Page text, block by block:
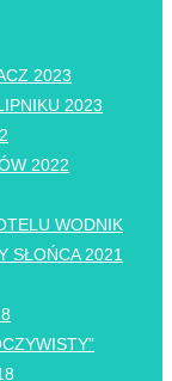
2023
2023
2022
WODNIK
SŁOŃCA 2021